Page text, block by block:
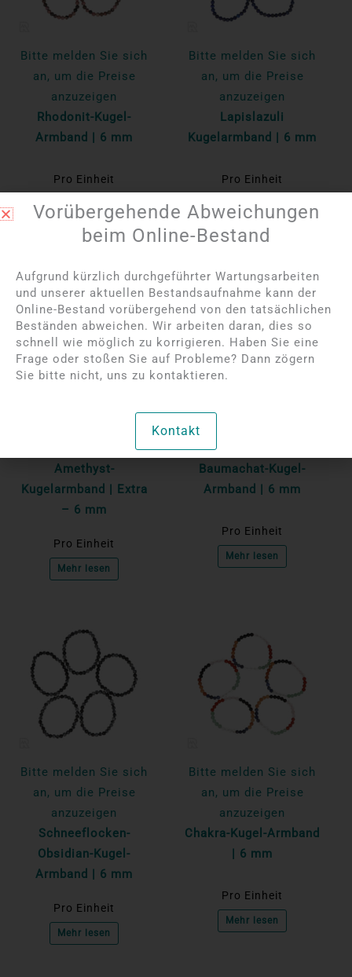
Bitte melden Sie sich
an, um die Preise
anzuzeigen
Rhodonit-Kugel-
Armband | 6 mm
Pro Einheit
Mehr lesen
Bitte melden Sie sich
an, um die Preise
anzuzeigen
Lapislazuli
Kugelarmband | 6 mm
Pro Einheit
Mehr lesen
NICHT AUF LAGER
Amethyst-
Kugelarmband | Extra
– 6 mm
Pro Einheit
Mehr lesen
Baumachat-Kugel-
Armband | 6 mm
Pro Einheit
Mehr lesen
Bitte melden Sie sich
an, um die Preise
anzuzeigen
Schneeflocken-
Obsidian-Kugel-
Armband | 6 mm
Pro Einheit
Mehr lesen
Bitte melden Sie sich
an, um die Preise
anzuzeigen
Chakra-Kugel-Armband
| 6 mm
Pro Einheit
Mehr lesen
Vorübergehende Abweichungen
beim Online-Bestand
Aufgrund kürzlich durchgeführter Wartungsarbeiten
und unserer aktuellen Bestandsaufnahme kann der
Online-Bestand vorübergehend von den tatsächlichen
Beständen abweichen. Wir arbeiten daran, dies so
schnell wie möglich zu korrigieren. Haben Sie eine
Frage oder stoßen Sie auf Probleme? Dann zögern
Sie bitte nicht, uns zu kontaktieren.
Kontakt